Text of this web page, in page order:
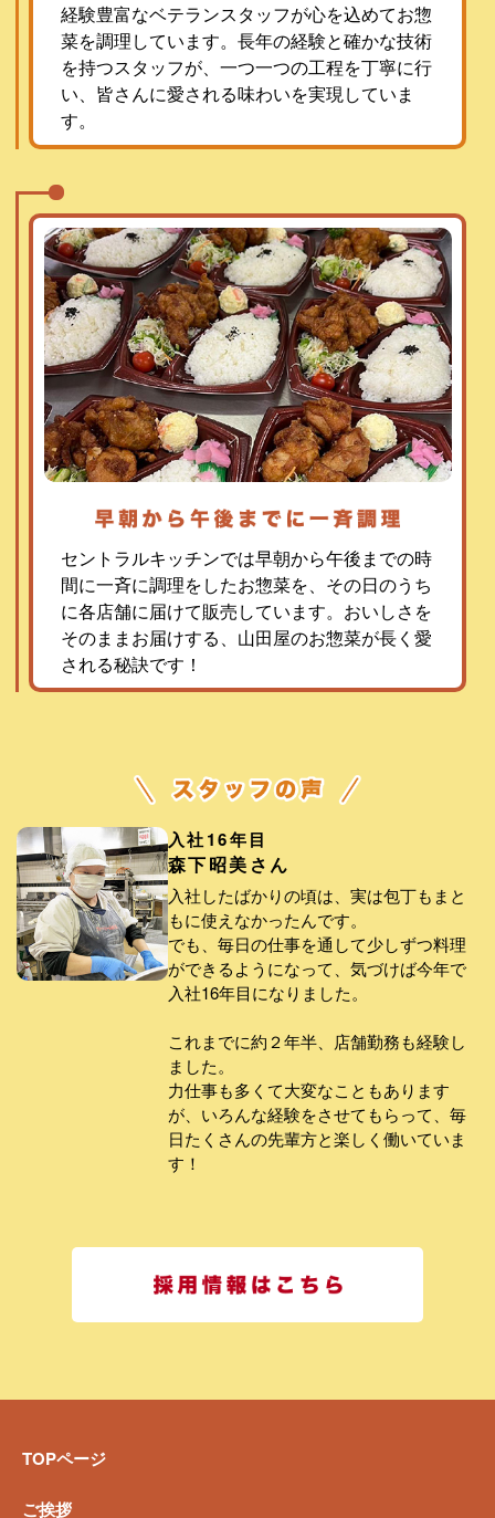
経験豊富なベテランスタッフが心を込めてお惣
菜を調理しています。長年の経験と確かな技術
を持つスタッフが、一つ一つの工程を丁寧に行
い、皆さんに愛される味わいを実現していま
す。
セントラルキッチンでは早朝から午後までの時
間に一斉に調理をしたお惣菜を、その日のうち
に各店舗に届けて販売しています。おいしさを
そのままお届けする、山田屋のお惣菜が長く愛
される秘訣です！
入社16年目
森下昭美さん
入社したばかりの頃は、実は包丁もまと
もに使えなかったんです。
でも、毎日の仕事を通して少しずつ料理
ができるようになって、気づけば今年で
入社16年目になりました。
これまでに約２年半、店舗勤務も経験し
ました。
力仕事も多くて大変なこともあります
が、いろんな経験をさせてもらって、毎
日たくさんの先輩方と楽しく働いていま
す！
TOPページ
ご挨拶